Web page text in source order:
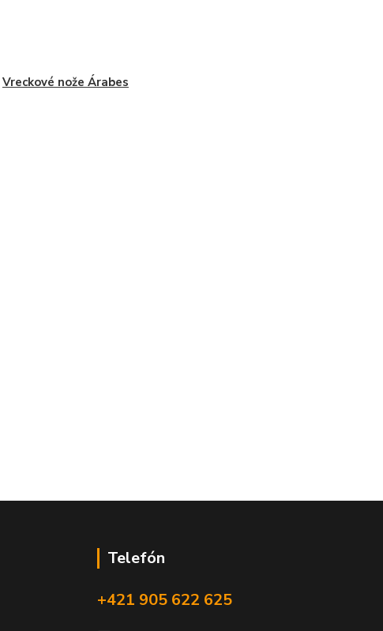
Vreckové nože Árabes
Telefón
+421 905 622 625